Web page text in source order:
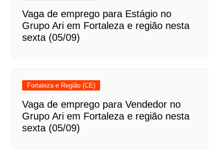
Vaga de emprego para Estágio no
Grupo Ari em Fortaleza e região nesta
sexta (05/09)
Fortaleza e Região (CE)
Vaga de emprego para Vendedor no
Grupo Ari em Fortaleza e região nesta
sexta (05/09)